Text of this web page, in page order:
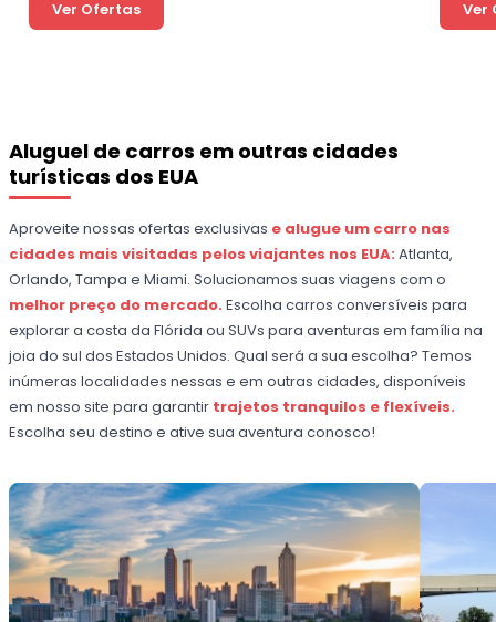
Ver Ofertas Ver
Aluguel de carros em outras cidades
turísticas dos EUA
Aproveite nossas ofertas exclusivas e alugue um carro nas
cidades mais visitadas pelos viajantes nos EUA: Atlanta,
Orlando, Tampa e Miami. Solucionamos suas viagens com o
melhor preço do mercado. Escolha carros conversíveis para
explorar a costa da Flórida ou SUVs para aventuras em família na
joia do sul dos Estados Unidos. Qual será a sua escolha? Temos
inúmeras localidades nessas e em outras cidades, disponíveis
em nosso site para garantir trajetos tranquilos e flexíveis.
Escolha seu destino e ative sua aventura conosco!